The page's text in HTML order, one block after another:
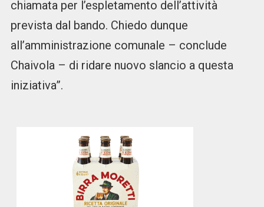
chiamata per l’espletamento dell’attività
prevista dal bando. Chiedo dunque
all’amministrazione comunale – conclude
Chaivola – di ridare nuovo slancio a questa
iniziativa”.